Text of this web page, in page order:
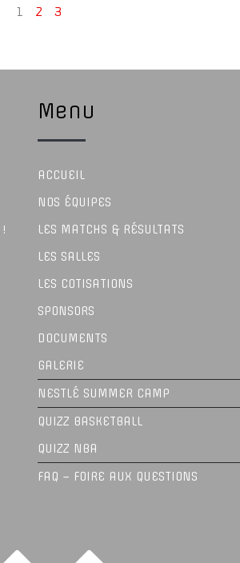
1 2 3
!
Menu
ACCUEIL
NOS ÉQUIPES
LES MATCHS & RÉSULTATS
LES SALLES
LES COTISATIONS
SPONSORS
DOCUMENTS
GALERIE
NESTLÉ SUMMER CAMP
QUIZZ BASKETBALL
QUIZZ NBA
FAQ – FOIRE AUX QUESTIONS